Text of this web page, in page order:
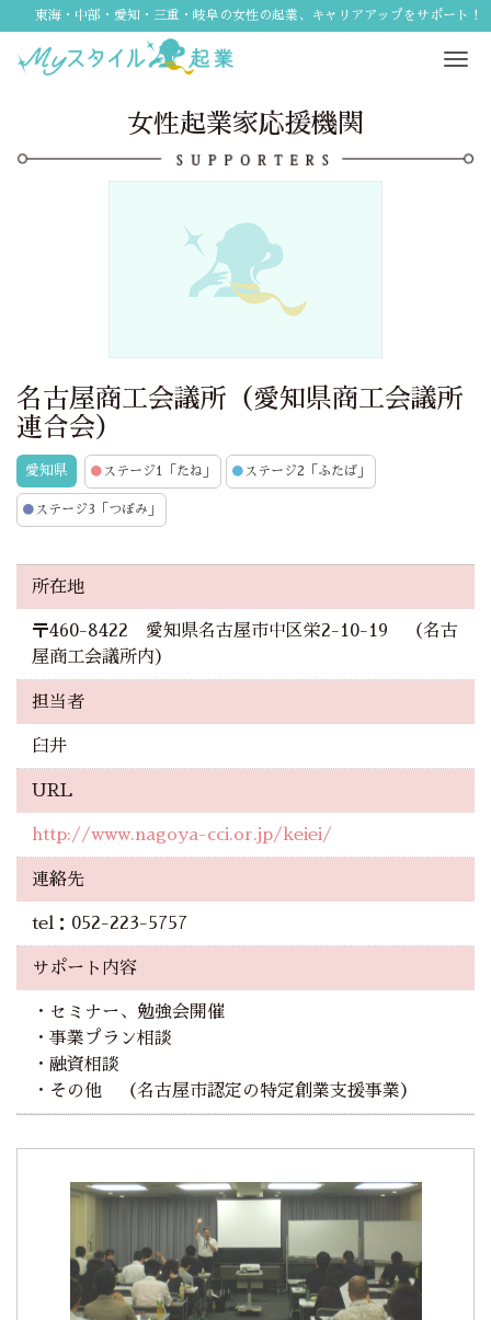
東海・中部・愛知・三重・岐阜の女性の起業、キャリアアップをサポート！
女性起業家応援機関
名古屋商工会議所（愛知県商工会議所
連合会）
愛知県 ● ステージ1「たね」 ● ステージ2「ふたば」
● ステージ3「つぼみ」
所在地
〒460-8422 愛知県名古屋市中区栄2-10-19 （名古
屋商工会議所内）
担当者
臼井
URL
http://www.nagoya-cci.or.jp/keiei/
連絡先
tel：052-223-5757
サポート内容
・セミナー、勉強会開催
・事業プラン相談
・融資相談
・その他 （名古屋市認定の特定創業支援事業）